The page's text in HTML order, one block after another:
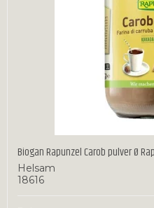
Biogan Rapunzel Carob pulver Ø
Helsam
18616